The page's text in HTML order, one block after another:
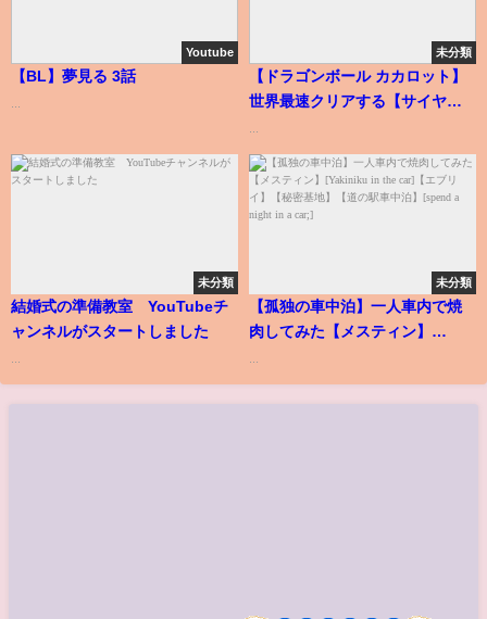
Youtube
【BL】夢見る 3話
未分類
【ドラゴンボール カカロット】
世界最速クリアする【サイヤ人
未分類
結婚式の準備教室 YouTubeチ
ャンネルがスタートしました
未分類
【孤独の車中泊】一人車内で焼
肉してみた【メスティン】
イ】【秘密基地】【道の駅車中